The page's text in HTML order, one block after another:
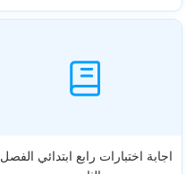
اجابة اختبارات رابع ابتدائي الفصل